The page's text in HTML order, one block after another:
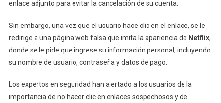
enlace adjunto para evitar la cancelación de su cuenta.
Sin embargo, una vez que el usuario hace clic en el enlace, se le
redirige a una página web falsa que imita la apariencia de Netflix,
donde se le pide que ingrese su información personal, incluyendo
su nombre de usuario, contraseña y datos de pago.
Los expertos en seguridad han alertado a los usuarios de la
importancia de no hacer clic en enlaces sospechosos y de